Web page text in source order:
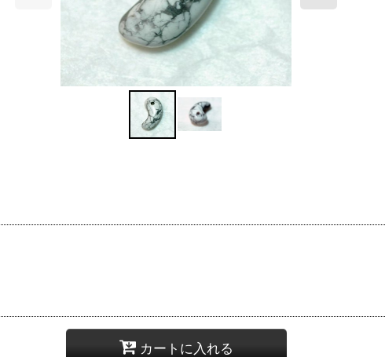
カートに入れる